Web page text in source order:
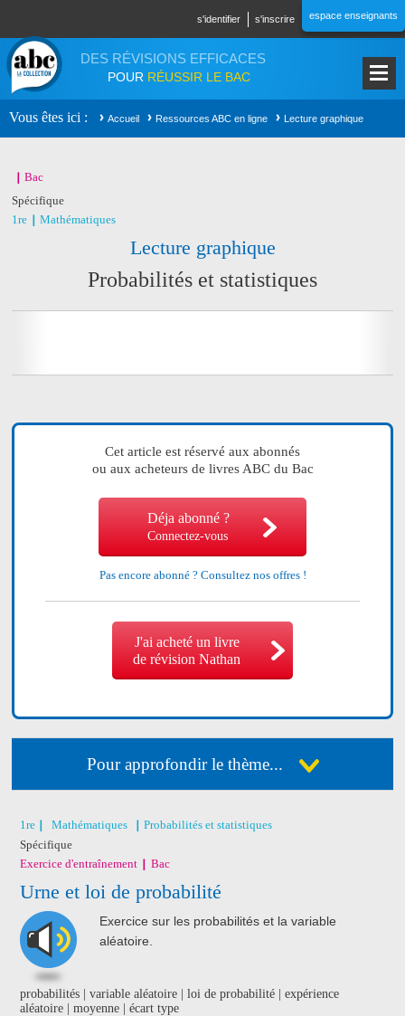
s'identifier s'inscrire espace enseignants
DES RÉVISIONS EFFICACES
POUR RÉUSSIR LE BAC
Vous êtes ici Accueil Ressources ABC en ligne Lecture graphique
Bac
Spécifique
1re
Mathématiques
Lecture graphique
Probabilités et statistiques
Cet article est réservé aux abonnés
ou aux acheteurs de livres ABC du Bac
Déja abonné ?
Connectez-vous
Pas encore abonné ? Consultez nos offres !
J'ai acheté un livre
de révision Nathan
Pour approfondir le thème...
1re Mathématiques
Probabilités et statistiques
Spécifique
Exercice d'entraînement
Bac
Urne et loi de probabilité
Exercice sur les probabilités et la variable
aléatoire.
probabilités | variable aléatoire | loi de probabilité | expérience
aléatoire | moyenne | écart type